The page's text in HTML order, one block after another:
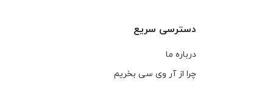
دسترسی سریع
درباره ما
چرا از آر وی سی بخریم